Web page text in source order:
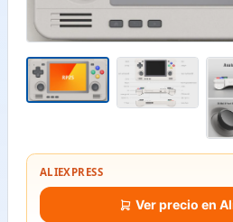
ALIEXPRESS
Ver precio en